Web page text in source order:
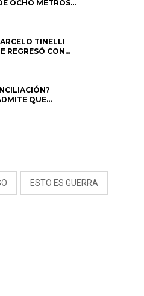
OCHO METROS
Y GENERA
TINELLI
REGRESÓ CON
“EL AMOR
QUE
CON KORINA
LE CERRARÍA
ESTO ES GUERRA